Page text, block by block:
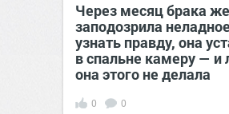
Через месяц брака
заподозрила
узнать правду, она
в спальне камеру —
она этого не делала
0 0